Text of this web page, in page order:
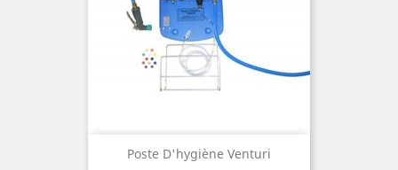
Poste D'hygiène Venturi